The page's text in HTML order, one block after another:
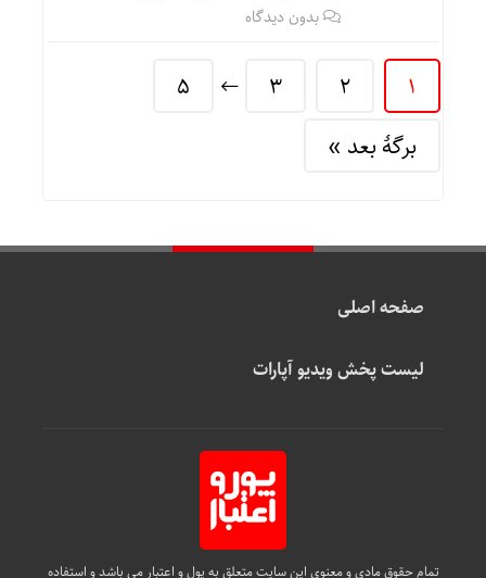
بدون دیدگاه
1
2
3
5
برگهٔ بعد »
صفحه اصلی
لیست پخش ویدیو آپارات
تمام حقوق مادی و معنوی این سایت متعلق به پول و اعتبار می باشد و استفاده